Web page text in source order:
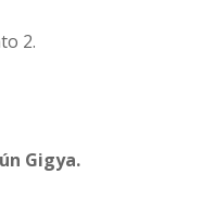
2.
Gigya.